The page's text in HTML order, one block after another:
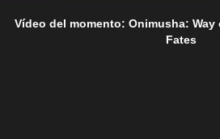
Vídeo del momento: Onimusha:
Fates